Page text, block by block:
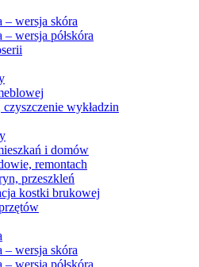
– wersja skóra
wersja półskóra
wykładzin
i domów
remontach
przeszkleń
kostki brukowej
– wersja skóra
wersja półskóra